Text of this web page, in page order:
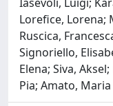
Lorefice, Lorena;
Ruscica,
Signoriello,
Elena; Siva,
Pia; Amato, Maria